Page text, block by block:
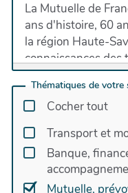
La Mutuelle de
ans d'histoire, 60
la région Haute-
connaissances des
Proximité, fiabilité,
soutien - ce sont
mutuelle tient
Au fil des
tissé des relations
entreprises et
Mont Blanc,
Thématiques de
Cocher tout
Transport et
Banque,
Mutuelle,